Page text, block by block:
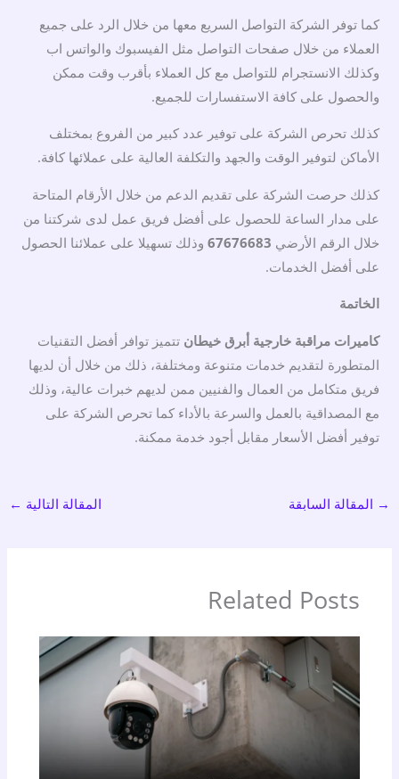
كما توفر الشركة التواصل السريع معها من خلال الرد على جميع
العملاء من خلال صفحات التواصل مثل الفيسبوك والواتس اب
وكذلك الانستجرام للتواصل مع كل العملاء بأقرب وقت ممكن
والحصول على كافة الاستفسارات للجميع.
كذلك تحرص الشركة على توفير عدد كبير من الفروع بمختلف
الأماكن لتوفير الوقت والجهد والتكلفة العالية على عملائها كافة.
كذلك حرصت الشركة على تقديم الدعم من خلال الأرقام المتاحة
على مدار الساعة للحصول على أفضل فريق عمل لدى شركتنا من
خلال الرقم الأرضي 67676683 وذلك تسهيلا على عملائنا الحصول
على أفضل الخدمات.
الخاتمة
كاميرات مراقبة خارجية أبرق خيطان تتميز توافر أفضل التقنيات
المتطورة لتقديم خدمات متنوعة ومختلفة، ذلك من خلال أن لديها
فريق متكامل من العمال والفنيين ممن لديهم خبرات عالية، وذلك
مع المصداقية بالعمل والسرعة بالأداء كما تحرص الشركة على
توفير أفضل الأسعار مقابل أجود خدمة ممكنة.
→ المقالة السابقة المقالة التالية ←
Related Posts